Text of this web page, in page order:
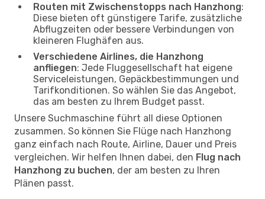
Routen mit Zwischenstopps nach Hanzhong:
Diese bieten oft günstigere Tarife, zusätzliche
Abflugzeiten oder bessere Verbindungen von
kleineren Flughäfen aus.
Verschiedene Airlines, die Hanzhong
anfliegen: Jede Fluggesellschaft hat eigene
Serviceleistungen, Gepäckbestimmungen und
Tarifkonditionen. So wählen Sie das Angebot,
das am besten zu Ihrem Budget passt.
Unsere Suchmaschine führt all diese Optionen
zusammen. So können Sie Flüge nach Hanzhong
ganz einfach nach Route, Airline, Dauer und Preis
vergleichen. Wir helfen Ihnen dabei, den Flug nach
Hanzhong zu buchen, der am besten zu Ihren
Plänen passt.